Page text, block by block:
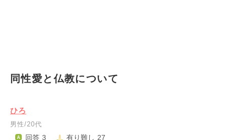
同性愛と仏教について
ひろ
男性/20代
回答 3 有り難し 27